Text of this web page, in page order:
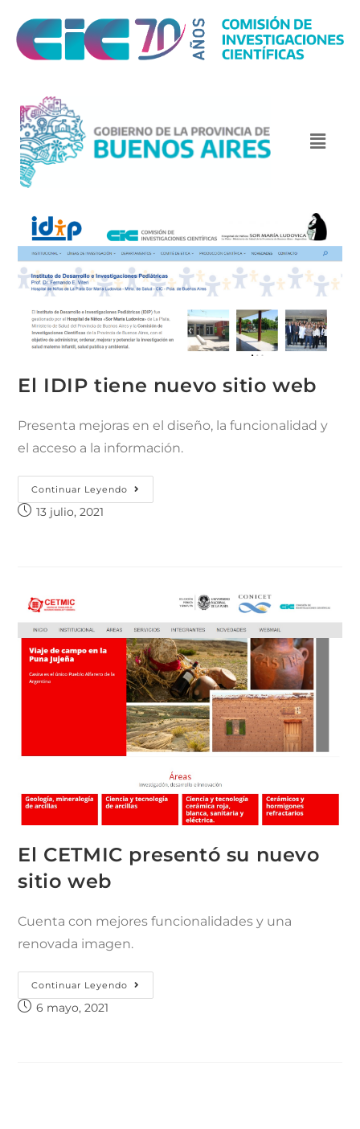
El IDIP tiene nuevo sitio web
Presenta mejoras en el diseño, la funcionalidad y
el acceso a la información.
Continuar Leyendo
13 julio, 2021
El CETMIC presentó su nuevo
sitio web
Cuenta con mejores funcionalidades y una
renovada imagen.
Continuar Leyendo
6 mayo, 2021